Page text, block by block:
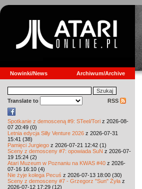
Nowinki/News Archiwum/Archive
Translate to RSS
Spotkanie z demosceną #9: STeel/Tori z 2026-08-
07 20:49 (0)
Letnia edycja Silly Venture 2026 z 2026-07-31
15:41 (38)
Pamięci Jurgiego z 2026-07-21 12:42 (1)
Sceny z demosceny #7: opowiada SuN z 2026-07-
19 15:24 (2)
Atari Muzeum w Poznaniu na KWAS #40 z 2026-
07-16 16:10 (4)
Nie żyje kolega Pecuś z 2026-07-13 18:00 (30)
Sceny z demosceny #7 - Grzegorz "Sun" Żyła z
2026-07-12 17:29 (12)